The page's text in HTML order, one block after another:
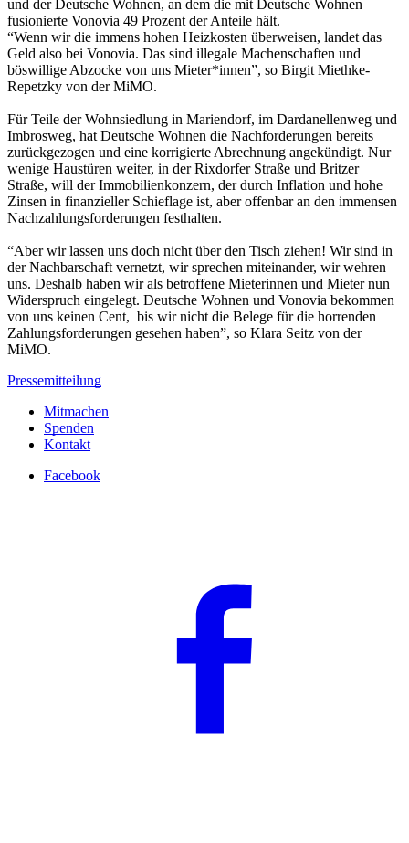
und der Deutsche Wohnen, an dem die mit Deutsche Wohnen
fusionierte Vonovia 49 Prozent der Anteile hält.
“Wenn wir die immens hohen Heizkosten überweisen, landet das
Geld also bei Vonovia. Das sind illegale Machenschaften und
böswillige Abzocke von uns Mieter*innen”, so Birgit Miethke-
Repetzky von der MiMO.
Für Teile der Wohnsiedlung in Mariendorf, im Dardanellenweg und
Imbrosweg, hat Deutsche Wohnen die Nachforderungen bereits
zurückgezogen und eine korrigierte Abrechnung angekündigt. Nur
wenige Haustüren weiter, in der Rixdorfer Straße und Britzer
Straße, will der Immobilienkonzern, der durch Inflation und hohe
Zinsen in finanzieller Schieflage ist, aber offenbar an den immensen
Nachzahlungsforderungen festhalten.
“Aber wir lassen uns doch nicht über den Tisch ziehen! Wir sind in
der Nachbarschaft vernetzt, wir sprechen miteinander, wir wehren
uns. Deshalb haben wir als betroffene Mieterinnen und Mieter nun
Widerspruch eingelegt. Deutsche Wohnen und Vonovia bekommen
von uns keinen Cent, bis wir nicht die Belege für die horrenden
Zahlungsforderungen gesehen haben”, so Klara Seitz von der
MiMO.
Pressemitteilung
Mitmachen
Spenden
Kontakt
Facebook